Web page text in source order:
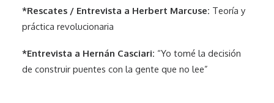
*Rescates / Entrevista a Herbert Marcuse: Teoría y
práctica revolucionaria
*Entrevista a Hernán Casciari: “Yo tomé la decisión
de construir puentes con la gente que no lee”